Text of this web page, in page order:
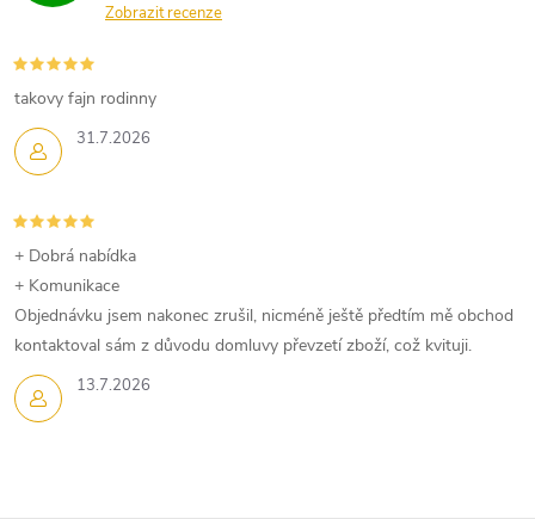
Zobrazit recenze
31.7.2026
takovy fajn rodinny
13.7.2026
+ Dobrá nabídka
+ Komunikace
Objednávku jsem nakonec zrušil, nicméně ještě předtím mě obchod
kontaktoval sám z důvodu domluvy převzetí zboží, což kvituji.